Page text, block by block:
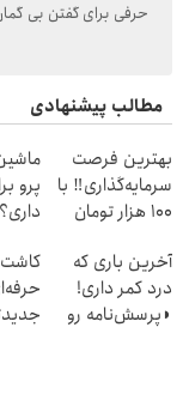
حرفی برای گفتن بی
مطالب پیشنهادی
بهترین فرصت
سرمایه‌گذاری‼️ با
100 هزار تومان
پرو
آخرین باری که
درد کمر داری!
◗پرسش‌نامه رو